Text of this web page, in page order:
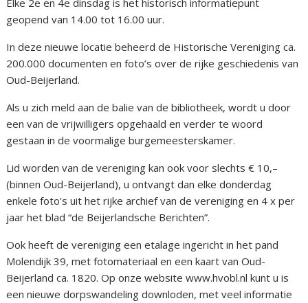
Elke 2e en 4e dinsdag is het historisch informatiepunt
geopend van 14.00 tot 16.00 uur.
In deze nieuwe locatie beheerd de Historische Vereniging ca.
200.000 documenten en foto’s over de rijke geschiedenis van
Oud-Beijerland.
Als u zich meld aan de balie van de bibliotheek, wordt u door
een van de vrijwilligers opgehaald en verder te woord
gestaan in de voormalige burgemeesterskamer.
Lid worden van de vereniging kan ook voor slechts € 10,–
(binnen Oud-Beijerland), u ontvangt dan elke donderdag
enkele foto’s uit het rijke archief van de vereniging en 4 x per
jaar het blad “de Beijerlandsche Berichten”.
Ook heeft de vereniging een etalage ingericht in het pand
Molendijk 39, met fotomateriaal en een kaart van Oud-
Beijerland ca. 1820. Op onze website www.hvobl.nl kunt u is
een nieuwe dorpswandeling downloden, met veel informatie